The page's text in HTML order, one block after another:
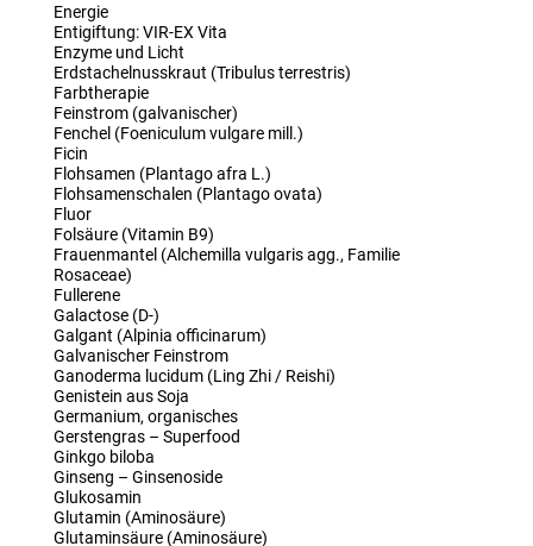
Energie
Entigiftung: VIR-EX Vita
Enzyme und Licht
Erdstachelnusskraut (Tribulus terrestris)
Farbtherapie
Feinstrom (galvanischer)
Fenchel (Foeniculum vulgare mill.)
Ficin
Flohsamen (Plantago afra L.)
Flohsamenschalen (Plantago ovata)
Fluor
Folsäure (Vitamin B9)
Frauenmantel (Alchemilla vulgaris agg., Familie
Rosaceae)
Fullerene
Galactose (D-)
Galgant (Alpinia officinarum)
Galvanischer Feinstrom
Ganoderma lucidum (Ling Zhi / Reishi)
Genistein aus Soja
Germanium, organisches
Gerstengras – Superfood
Ginkgo biloba
Ginseng – Ginsenoside
Glukosamin
Glutamin (Aminosäure)
Glutaminsäure (Aminosäure)